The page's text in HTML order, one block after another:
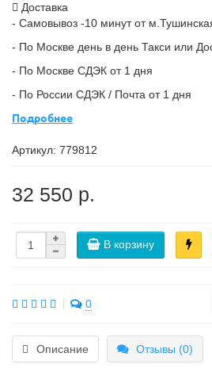
Доставка
- Самовывоз -10 минут от
- По Москве день в день Такси или
- По Москве СДЭК от 1 дня
- По России СДЭК / Почта от 1 дня
Подробнее
Артикул: 779812
32 550 р.
В корзину
0
Описание Отзывы (0)